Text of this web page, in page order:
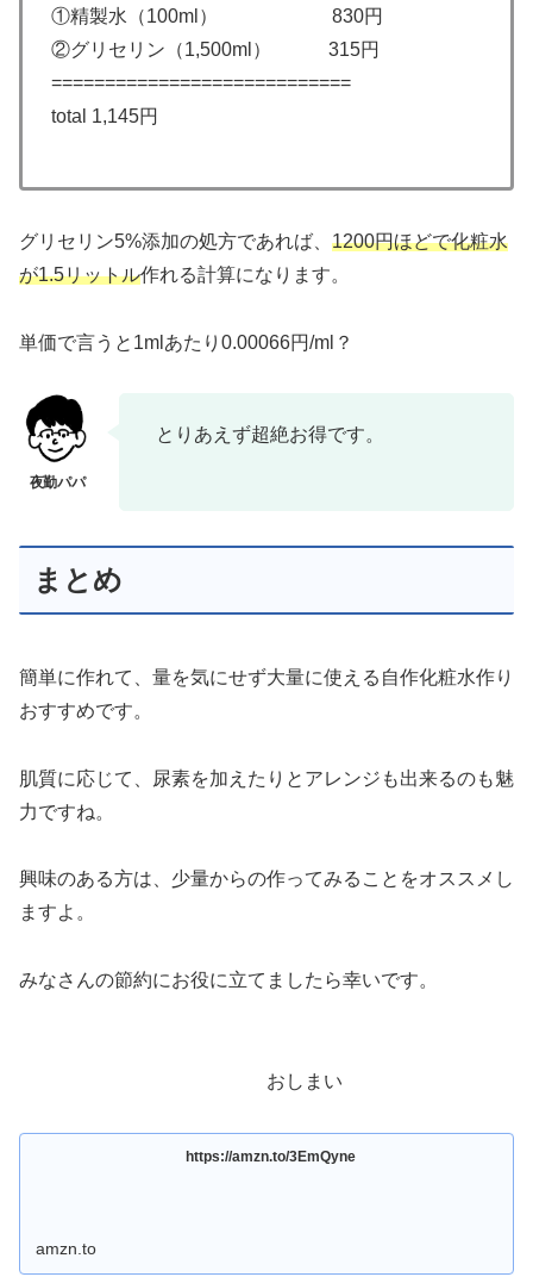
①精製水（100ml） 830円
②グリセリン（1,500ml） 315円
============================
total 1,145円
グリセリン5%添加の処方であれば、 1200円ほどで化粧水
が1.5リットル作れる計算になります。
単価で言うと1mlあたり0.00066円/ml？
とりあえず超絶お得です。
まとめ
簡単に作れて、量を気にせず大量に使える自作化粧水作り
おすすめです。
肌質に応じて、尿素を加えたりとアレンジも出来るのも魅
力ですね。
興味のある方は、少量からの作ってみることをオススメし
ますよ。
みなさんの節約にお役に立てましたら幸いです。
おしまい
https://amzn.to/3EmQyne
amzn.to